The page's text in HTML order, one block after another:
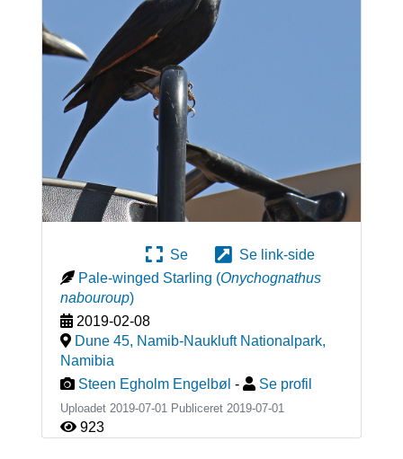
Se
Se link-side
Pale-winged Starling (Onychognathus
nabouroup)
2019-02-08
Dune 45, Namib-Naukluft Nationalpark,
Namibia
Steen Egholm Engelbøl - Se profil
Uploadet 2019-07-01 Publiceret 2019-07-01
923